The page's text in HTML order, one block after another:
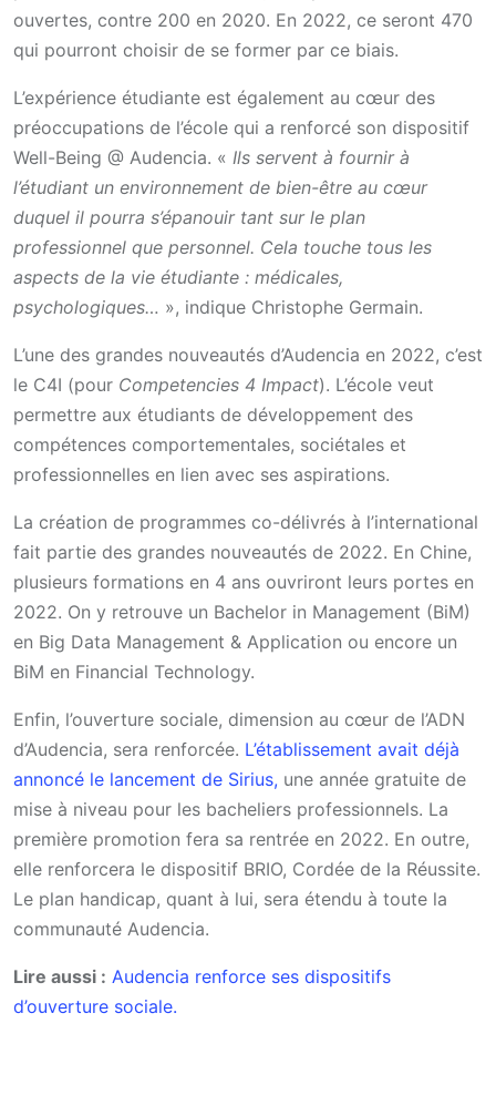
ouvertes, contre 200 en 2020. En 2022, ce seront 470
qui pourront choisir de se former par ce biais.
L’expérience étudiante est également au cœur des
préoccupations de l’école qui a renforcé son dispositif
Well-Being @ Audencia. « Ils servent à fournir à
l’étudiant un environnement de bien-être au cœur
duquel il pourra s’épanouir tant sur le plan
professionnel que personnel. Cela touche tous les
aspects de la vie étudiante : médicales,
psychologiques… », indique Christophe Germain.
L’une des grandes nouveautés d’Audencia en 2022, c’est
le C4I (pour Competencies 4 Impact). L’école veut
permettre aux étudiants de développement des
compétences comportementales, sociétales et
professionnelles en lien avec ses aspirations.
La création de programmes co-délivrés à l’international
fait partie des grandes nouveautés de 2022. En Chine,
plusieurs formations en 4 ans ouvriront leurs portes en
2022. On y retrouve un Bachelor in Management (BiM)
en Big Data Management & Application ou encore un
BiM en Financial Technology.
Enfin, l’ouverture sociale, dimension au cœur de l’ADN
d’Audencia, sera renforcée. L’établissement avait déjà
annoncé le lancement de Sirius, une année gratuite de
mise à niveau pour les bacheliers professionnels. La
première promotion fera sa rentrée en 2022. En outre,
elle renforcera le dispositif BRIO, Cordée de la Réussite.
Le plan handicap, quant à lui, sera étendu à toute la
communauté Audencia.
Lire aussi : Audencia renforce ses dispositifs
d’ouverture sociale.